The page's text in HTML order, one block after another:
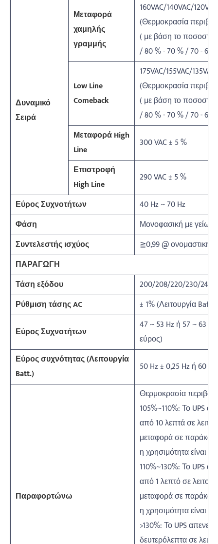
Δυναμικό
Σειρά
Μεταφορά
χαμηλής
γραμμής
160VAC/140VAC/
(Θερμοκρασία
( με βάση το ποσοστό
/ 80 % - 70 % / 70 - 60
Low Line
Comeback
175VAC/155VAC/
(Θερμοκρασία
( με βάση το ποσοστό
/ 80 % - 70 % / 70 - 60
Μεταφορά High
Line
300 VAC ± 5 %
Επιστροφή
High Line
290 VAC ± 5 %
Εύρος Συχνοτήτων
40 Hz ~ 70 Hz
Φάση
Μονοφασική με
Συντελεστής ισχύος
≧0,99 @ ονομαστική
ΠΑΡΑΓΩΓΗ
Τάση εξόδου
200/208/220/230/240
Ρύθμιση τάσης AC
± 1% (Λειτουργία Batt.)
Εύρος Συχνοτήτων
47 ~ 53 Hz ή 57 ~ 63
εύρος)
Εύρος συχνότητας (Λειτουργία
Batt.)
50 Hz ± 0,25 Hz ή 60
Παραφορτώνω
Θερμοκρασία
105%~110%: Το UPS
από 10 λεπτά σε
μεταφορά σε
η χρησιμότητα είναι
110%~130%: Το UPS
από 1 λεπτό σε
μεταφορά σε
η χρησιμότητα είναι
>130%: Το UPS
δευτερόλεπτα σε